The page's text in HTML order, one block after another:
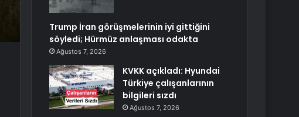
Trump İran görüşmelerinin iyi gittiğini
söyledi; Hürmüz anlaşması odakta
Ağustos 7, 2026
KVKK açıkladı: Hyundai
Türkiye çalışanlarının
bilgileri sızdı
Ağustos 7, 2026